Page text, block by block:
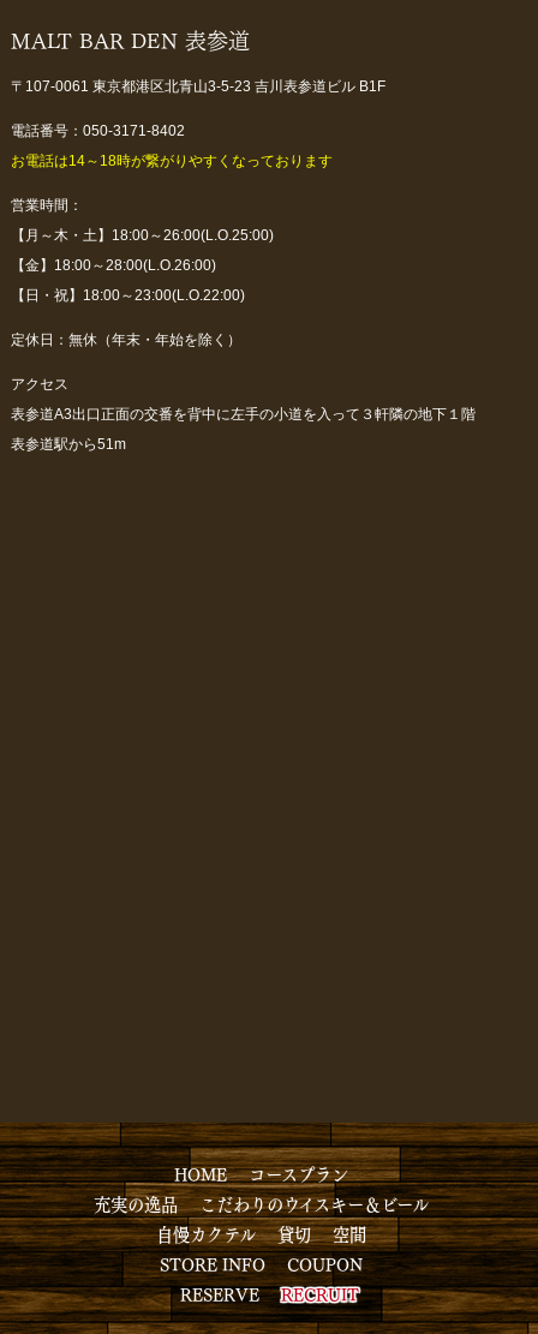
MALT BAR DEN 表参道
〒107-0061 東京都港区北青山3-5-23 吉川表参道ビル B1F
電話番号：050-3171-8402
お電話は14～18時が繋がりやすくなっております
営業時間：
【月～木・土】18:00～26:00(L.O.25:00)
【金】18:00～28:00(L.O.26:00)
【日・祝】18:00～23:00(L.O.22:00)
定休日：無休（年末・年始を除く）
アクセス
表参道A3出口正面の交番を背中に左手の小道を入って３軒隣の地下１階
表参道駅から51m
HOME
コースプラン
充実の逸品
こだわりのウイスキー＆ビール
自慢カクテル
貸切
空間
STORE INFO
COUPON
RESERVE
RECRUIT